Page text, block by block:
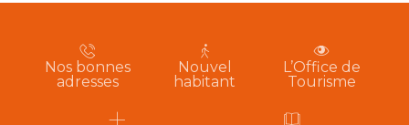
Nos bonnes
adresses
Nouvel
habitant
L’Office de
Tourisme